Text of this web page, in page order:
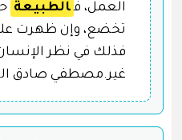
العمل، ف الطبيعة
تخضع، وإن ظهرت
فذلك في نظر
غير.مصطفي صادق